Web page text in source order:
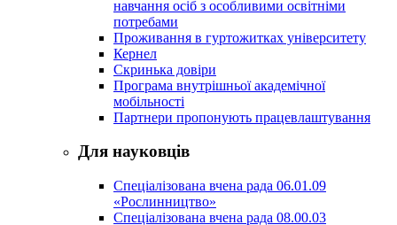
навчання осіб з особливими освітніми
потребами
Проживання в гуртожитках університету
Кернел
Скринька довіри
Програма внутрішньої академічної
мобільності
Партнери пропонують працевлаштування
Для науковців
Спеціалізована вчена рада 06.01.09
«Рослинництво»
Спеціалізована вчена рада 08.00.03